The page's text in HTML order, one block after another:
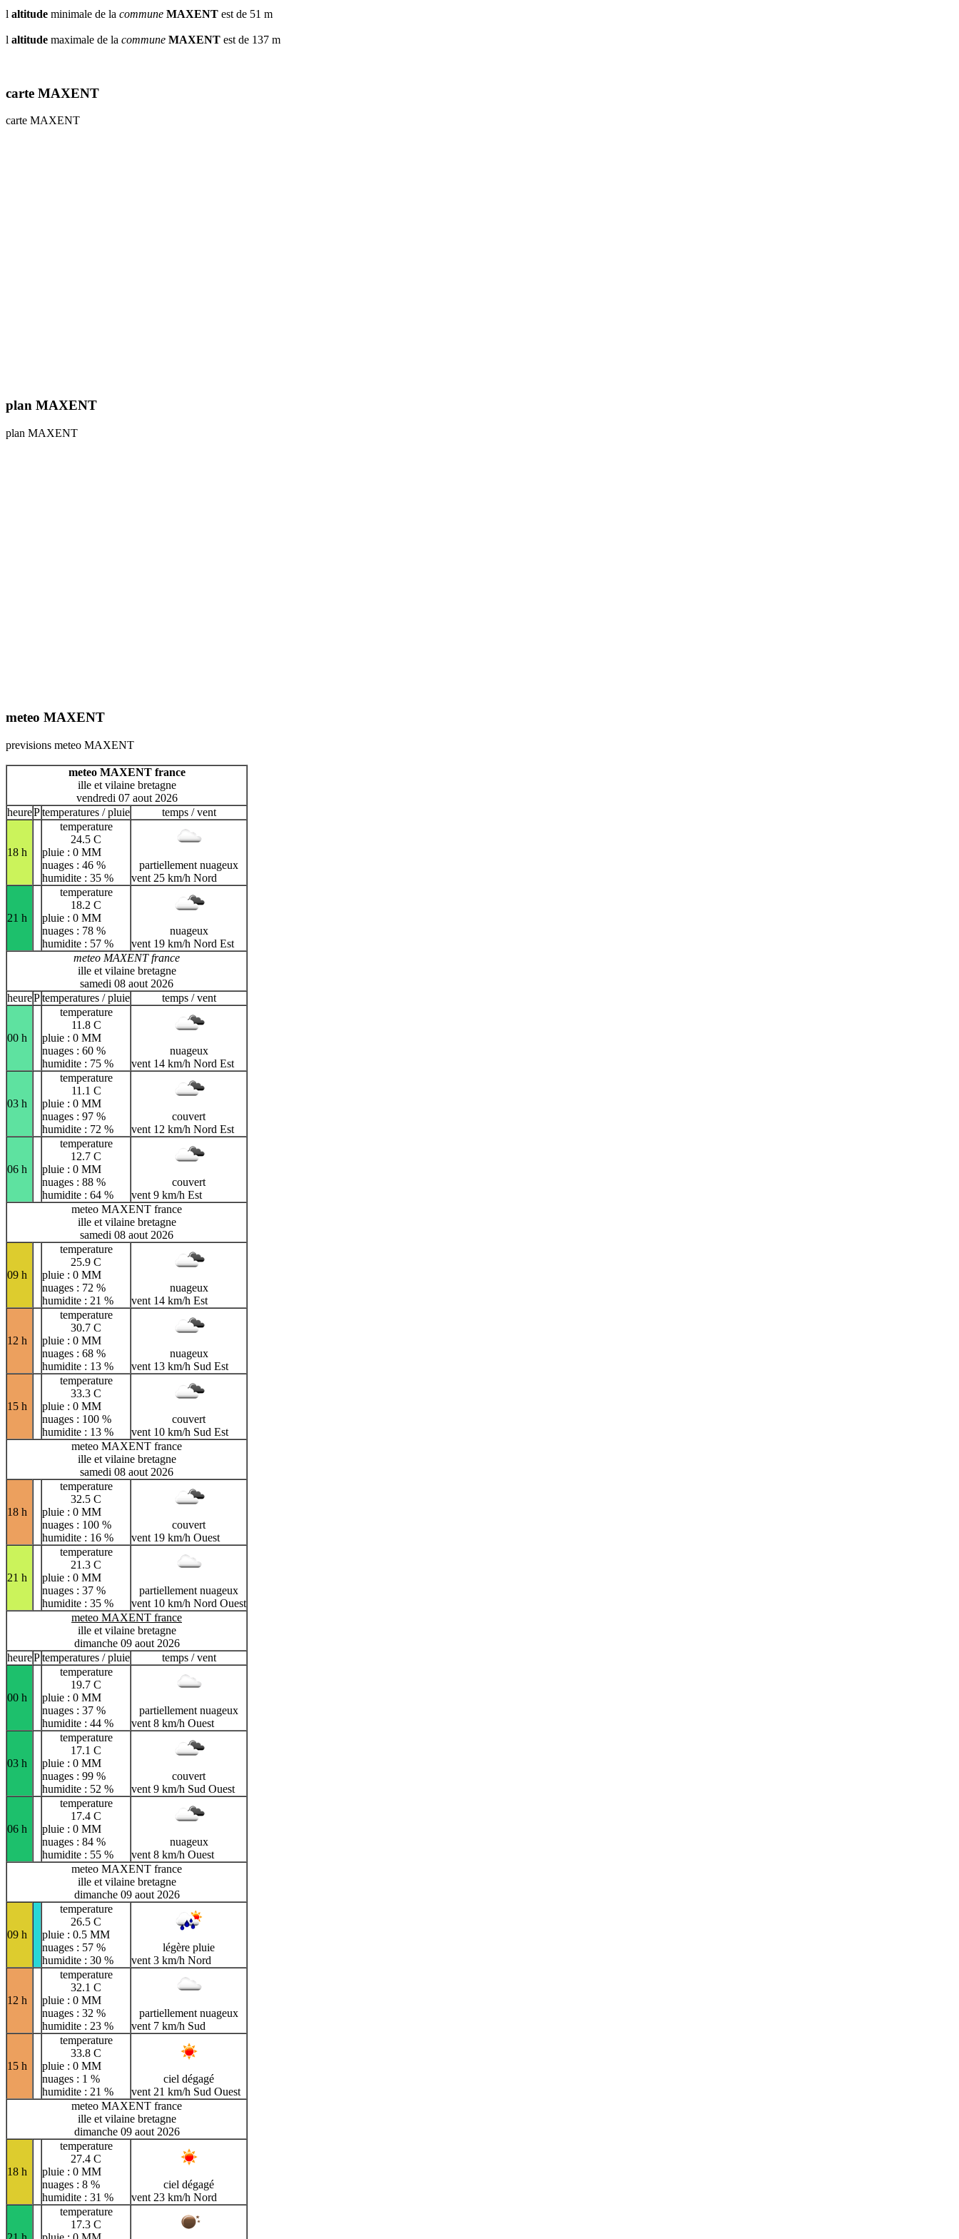
l altitude minimale de la commune MAXENT est de 51 m
l altitude maximale de la commune MAXENT est de 137 m
carte MAXENT
carte MAXENT
plan MAXENT
plan MAXENT
meteo MAXENT
previsions meteo MAXENT
meteo MAXENT france
ille et vilaine bretagne
vendredi 07 aout 2026
heurePtemperatures / pluie temps / vent
18 h
temperature
24.5 C
pluie : 0 MM
nuages : 46 %
humidite : 35 %
partiellement nuageux
vent 25 km/h Nord
21 h
temperature
18.2 C
pluie : 0 MM
nuages : 78 %
humidite : 57 %
nuageux
vent 19 km/h Nord Est
meteo MAXENT france
ille et vilaine bretagne
samedi 08 aout 2026
heurePtemperatures / pluie temps / vent
00 h
temperature
11.8 C
pluie : 0 MM
nuages : 60 %
humidite : 75 %
nuageux
vent 14 km/h Nord Est
03 h
temperature
11.1 C
pluie : 0 MM
nuages : 97 %
humidite : 72 %
couvert
vent 12 km/h Nord Est
06 h
temperature
12.7 C
pluie : 0 MM
nuages : 88 %
humidite : 64 %
couvert
vent 9 km/h Est
meteo MAXENT france
ille et vilaine bretagne
samedi 08 aout 2026
09 h
temperature
25.9 C
pluie : 0 MM
nuages : 72 %
humidite : 21 %
nuageux
vent 14 km/h Est
12 h
temperature
30.7 C
pluie : 0 MM
nuages : 68 %
humidite : 13 %
nuageux
vent 13 km/h Sud Est
15 h
temperature
33.3 C
pluie : 0 MM
nuages : 100 %
humidite : 13 %
couvert
vent 10 km/h Sud Est
meteo MAXENT france
ille et vilaine bretagne
samedi 08 aout 2026
18 h
temperature
32.5 C
pluie : 0 MM
nuages : 100 %
humidite : 16 %
couvert
vent 19 km/h Ouest
21 h
temperature
21.3 C
pluie : 0 MM
nuages : 37 %
humidite : 35 %
partiellement nuageux
vent 10 km/h Nord Ouest
meteo MAXENT france
ille et vilaine bretagne
dimanche 09 aout 2026
heurePtemperatures / pluie temps / vent
00 h
temperature
19.7 C
pluie : 0 MM
nuages : 37 %
humidite : 44 %
partiellement nuageux
vent 8 km/h Ouest
03 h
temperature
17.1 C
pluie : 0 MM
nuages : 99 %
humidite : 52 %
couvert
vent 9 km/h Sud Ouest
06 h
temperature
17.4 C
pluie : 0 MM
nuages : 84 %
humidite : 55 %
nuageux
vent 8 km/h Ouest
meteo MAXENT france
ille et vilaine bretagne
dimanche 09 aout 2026
09 h
temperature
26.5 C
pluie : 0.5 MM
nuages : 57 %
humidite : 30 %
légère pluie
vent 3 km/h Nord
12 h
temperature
32.1 C
pluie : 0 MM
nuages : 32 %
humidite : 23 %
partiellement nuageux
vent 7 km/h Sud
15 h
temperature
33.8 C
pluie : 0 MM
nuages : 1 %
humidite : 21 %
ciel dégagé
vent 21 km/h Sud Ouest
meteo MAXENT france
ille et vilaine bretagne
dimanche 09 aout 2026
18 h
temperature
27.4 C
pluie : 0 MM
nuages : 8 %
humidite : 31 %
ciel dégagé
vent 23 km/h Nord
temperature
17.3 C